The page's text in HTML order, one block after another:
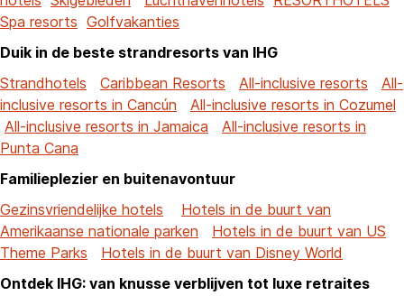
Spa resorts Golfvakanties
Duik in de beste strandresorts van IHG
Strandhotels
Caribbean Resorts All-inclusive resorts
All-
inclusive resorts in Cancún
All-inclusive resorts in Cozumel
All-inclusive resorts in Jamaica
All-inclusive resorts in
Punta Cana
Familieplezier en buitenavontuur
Gezinsvriendelijke hotels
Hotels in de buurt van
Amerikaanse nationale parken
Hotels in de buurt van US
Theme Parks
Hotels in de buurt van Disney World
Ontdek IHG: van knusse verblijven tot luxe retraites